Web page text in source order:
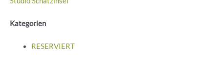
Kategorien
RESERVIERT